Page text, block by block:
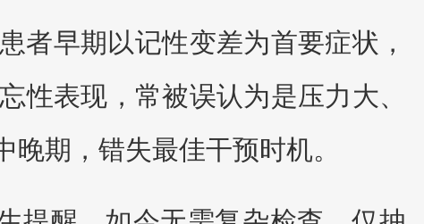
者早期以记性变差为首要症状，
表现，常被误认为是压力大、
期，错失最佳干预时机。